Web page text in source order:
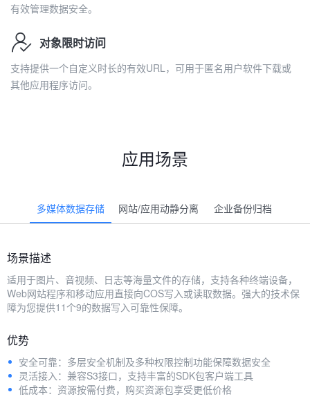
有效管理数据安全。
对象限时访问
支持提供一个自定义时长的有效URL，可用于匿名用户软件下载或
其他应用程序访问。
应用场景
多媒体数据存储 网站/应用动静分离 企业备份归档
场景描述
适用于图片、音视频、日志等海量文件的存储，支持各种终端设备，
Web网站程序和移动应用直接向COS写入或读取数据。强大的技术保
障为您提供11个9的数据写入可靠性保障。
优势
安全可靠：多层安全机制及多种权限控制功能保障数据安全
灵活接入：兼容S3接口，支持丰富的SDK包客户端工具
低成本：资源按需付费，购买资源包享受更低价格